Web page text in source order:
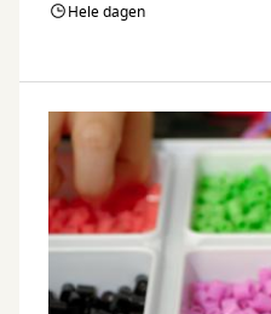
Hele dagen